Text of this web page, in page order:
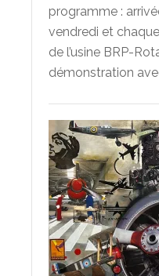
programme :
vendredi et
de l’usine BRP-
démonstration